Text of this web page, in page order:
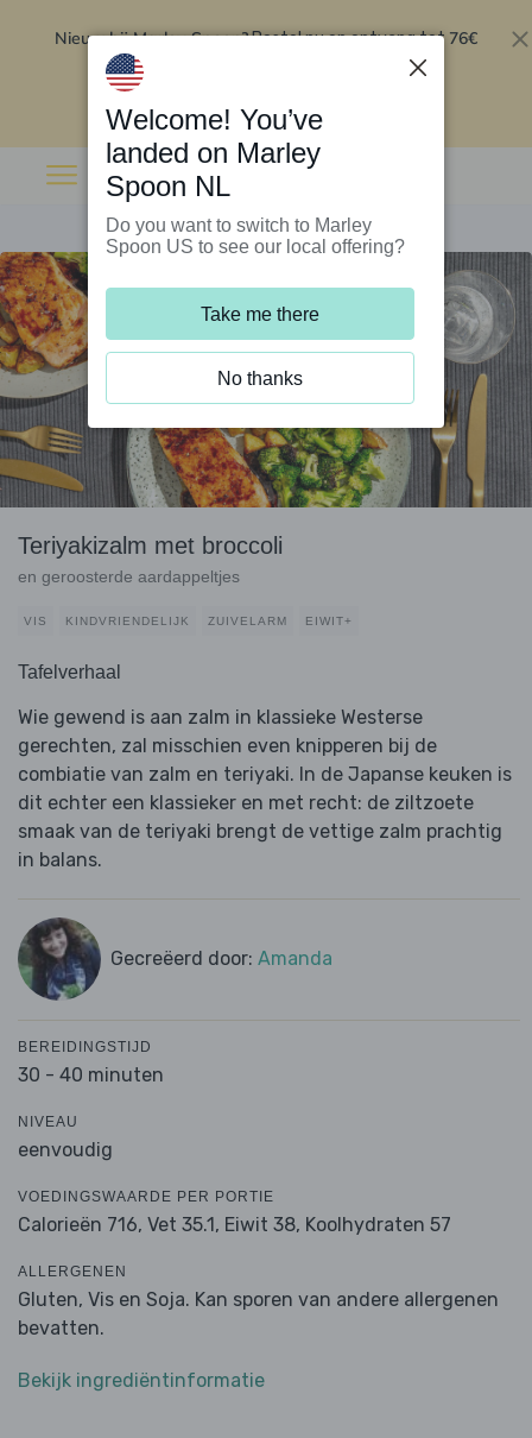
Nieuw bij Marley Spoon?Bestel nu en ontvang tot 76€
Teriyakizalm met broccoli
en geroosterde aardappeltjes
VIS KINDVRIENDELIJK ZUIVELARM EIWIT+
Tafelverhaal
Wie gewend is aan zalm in klassieke Westerse
gerechten, zal misschien even knipperen bij de
combiatie van zalm en teriyaki. In de Japanse keuken is
dit echter een klassieker en met recht: de ziltzoete
smaak van de teriyaki brengt de vettige zalm prachtig
in balans.
Gecreëerd door: Amanda
BEREIDINGSTIJD
30 - 40 minuten
NIVEAU
eenvoudig
VOEDINGSWAARDE PER PORTIE
Calorieën 716, Vet 35.1, Eiwit 38, Koolhydraten 57
ALLERGENEN
Gluten, Vis en Soja. Kan sporen van andere allergenen
bevatten.
Bekijk ingrediëntinformatie
Welcome! You’ve
landed on Marley
Spoon NL
Do you want to switch to Marley
Spoon US to see our local offering?
Take me there
No thanks